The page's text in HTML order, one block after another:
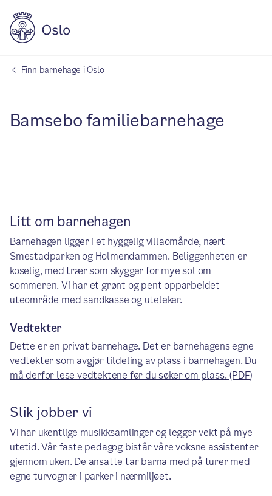
Finn barnehage i Oslo
Bamsebo familiebarnehage
Litt om barnehagen
Barnehagen ligger i et hyggelig villaomårde, nært
Smestadparken og Holmendammen. Beliggenheten er
koselig, med trær som skygger for mye sol om
sommeren. Vi har et grønt og pent opparbeidet
uteområde med sandkasse og uteleker.
Vedtekter
Dette er en privat barnehage. Det er barnehagens egne
vedtekter som avgjør tildeling av plass i barnehagen. Du
må derfor lese vedtektene før du søker om plass. (PDF)
Slik jobber vi
Vi har ukentlige musikksamlinger og legger vekt på mye
utetid. Vår faste pedagog bistår våre voksne assistenter
gjennom uken. De ansatte tar barna med på turer med
egne turvogner i parker i nærmiljøet.